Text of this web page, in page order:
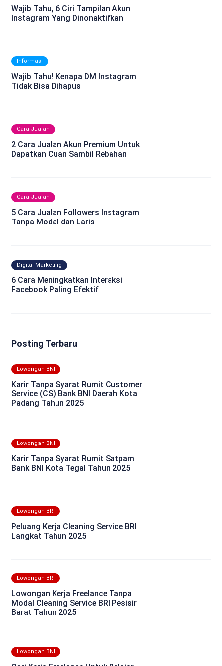
Wajib Tahu, 6 Ciri Tampilan Akun
Instagram Yang Dinonaktifkan
Informasi
Wajib Tahu! Kenapa DM Instagram
Tidak Bisa Dihapus
Cara Jualan
2 Cara Jualan Akun Premium Untuk
Dapatkan Cuan Sambil Rebahan
Cara Jualan
5 Cara Jualan Followers Instagram
Tanpa Modal dan Laris
Digital Marketing
6 Cara Meningkatkan Interaksi
Facebook Paling Efektif
Posting Terbaru
Lowongan BNI
Karir Tanpa Syarat Rumit Customer
Service (CS) Bank BNI Daerah Kota
Padang Tahun 2025
Lowongan BNI
Karir Tanpa Syarat Rumit Satpam
Bank BNI Kota Tegal Tahun 2025
Lowongan BRI
Peluang Kerja Cleaning Service BRI
Langkat Tahun 2025
Lowongan BRI
Lowongan Kerja Freelance Tanpa
Modal Cleaning Service BRI Pesisir
Barat Tahun 2025
Lowongan BNI